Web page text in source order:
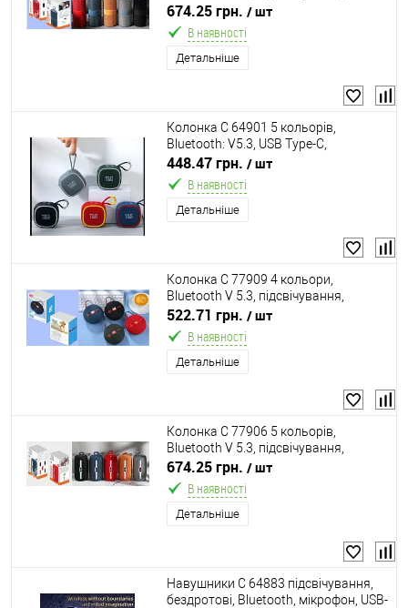
мікрофон, підтримка TF-карти, TWS,
роз’єми AUX, type-С, USB, вбудований
акумулятор 3,
674.25 грн. / шт
В наявності
Детальніше
Колонка C 64901 5 кольорів,
Bluetooth: V5.3, USB Type-C,
підтримка microSD, у коробці,
ВИДАЄТЬСЯ ТІЛЬКИ МІКС ВИДІВ
448.47 грн. / шт
В наявності
Детальніше
Колонка C 77909 4 кольори,
Bluetooth V 5.3, підсвічування,
мікрофон, підтримка TF-карти, TWS,
роз’єми type-С, USB, вбудований
акумулятор 3,7V, в
522.71 грн. / шт
В наявності
Детальніше
Колонка C 77906 5 кольорів,
Bluetooth V 5.3, підсвічування,
мікрофон, підтримка TF-карти, TWS,
роз’єми AUX, type-С, USB, вбудований
акумулятор 3,
674.25 грн. / шт
В наявності
Детальніше
Навушники C 64883 підсвічування,
бездротові, Bluetooth, мікрофон, USB-